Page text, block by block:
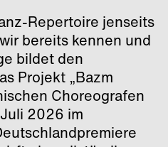
Repertoire jenseits
bereits kennen und
bildet den
Projekt „Bazm
Choreografen
2026 im